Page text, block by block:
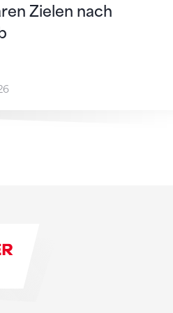
Zielen nach